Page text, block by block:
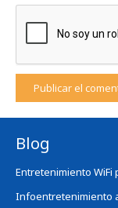
Publicar el
Blog
Entretenimiento WiFi
Infoentretenimiento